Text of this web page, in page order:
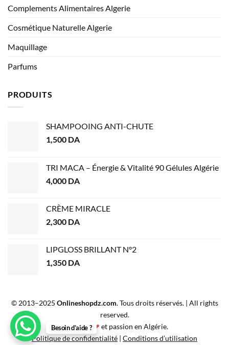
Complements Alimentaires Algerie
Cosmétique Naturelle Algerie
Maquillage
Parfums
PRODUITS
SHAMPOOING ANTI-CHUTE
1,500 DA
TRI MACA – Énergie & Vitalité 90 Gélules Algérie
4,000 DA
CRÈME MIRACLE
2,300 DA
LIPGLOSS BRILLANT N°2
1,350 DA
© 2013–2025 Onlineshopdz.com. Tous droits réservés. | All rights
reserved.
Créé avec ❤ et passion en Algérie.
Politique de confidentialité | Conditions d’utilisation
Besoin d’aide ?